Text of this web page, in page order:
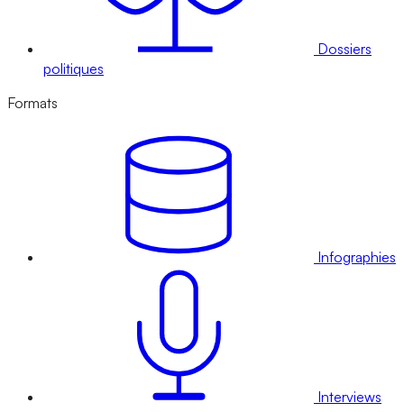
Dossiers
politiques
Formats
Infographies
Interviews